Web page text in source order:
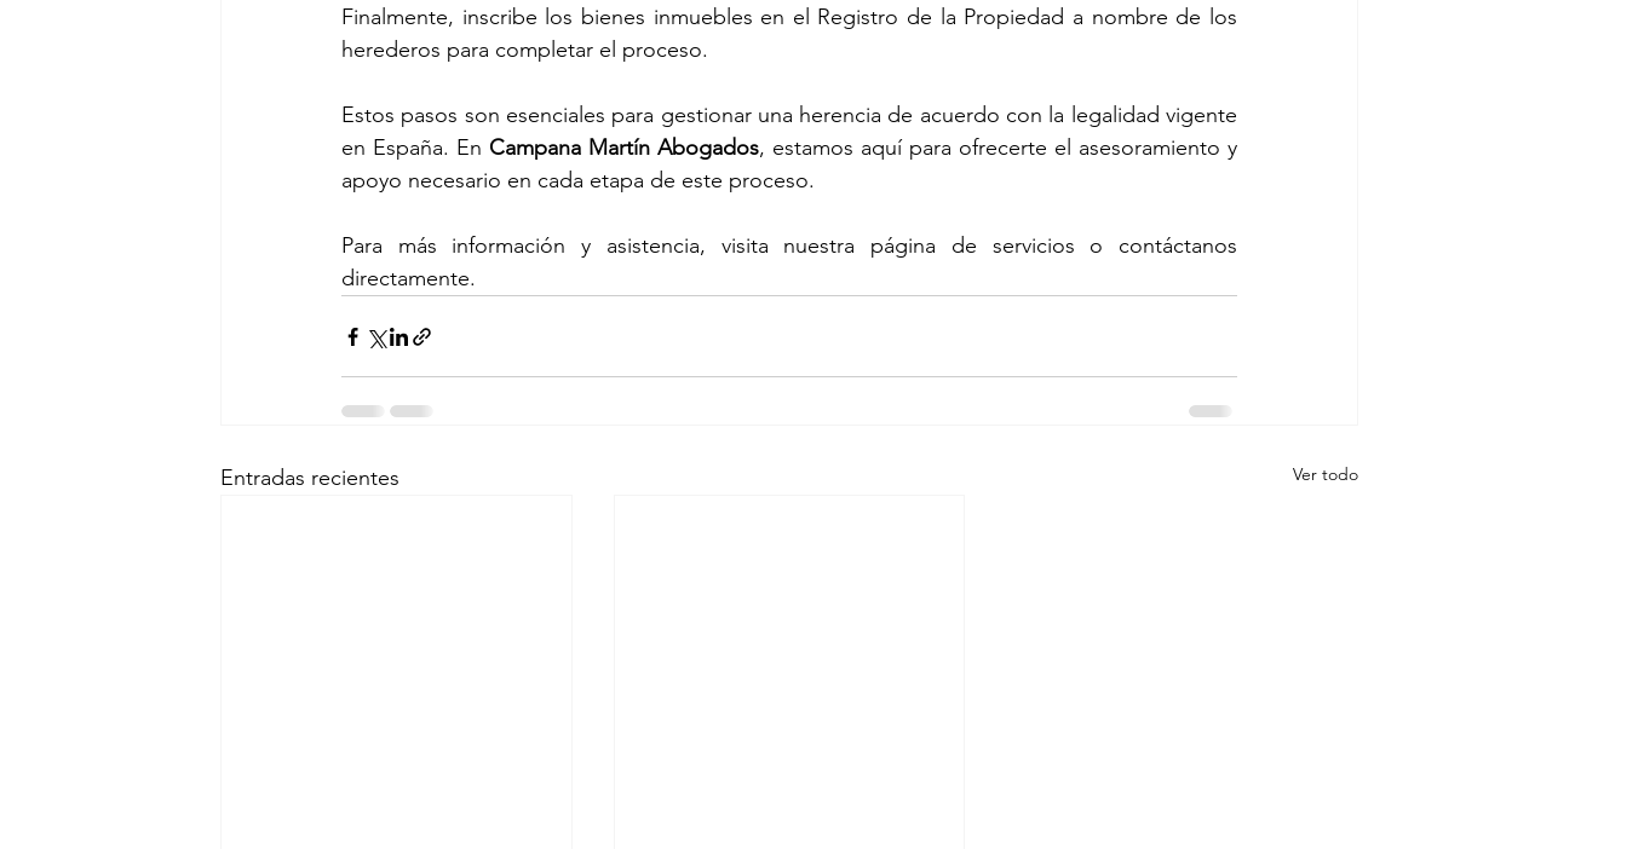
Finalmente, inscribe los bienes inmuebles en el Registro de la Propiedad a nombre de los
herederos para completar el proceso.
Estos pasos son esenciales para gestionar una herencia de acuerdo con la legalidad vigente
en España. En Campana Martín Abogados, estamos aquí para ofrecerte el asesoramiento y
apoyo necesario en cada etapa de este proceso.
Para más información y asistencia, visita nuestra página de servicios o contáctanos
directamente.
Entradas recientes Ver todo